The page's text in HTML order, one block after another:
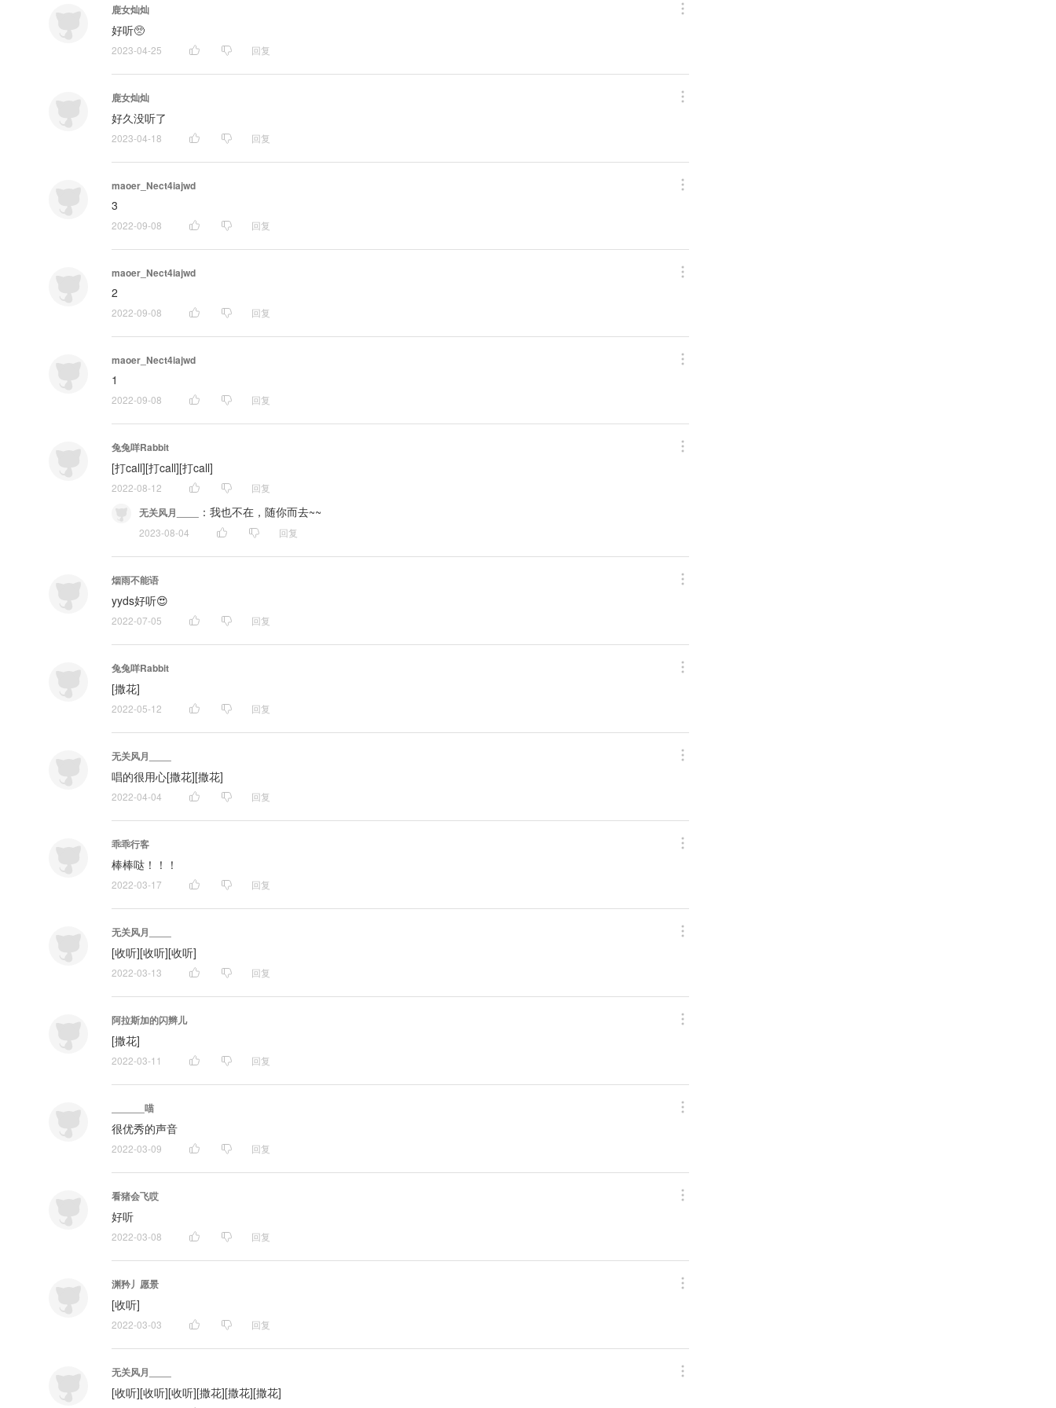
鹿女灿灿
好听🥺
2023-04-25 回复
鹿女灿灿
好久没听了
2023-04-18 回复
maoer_Nect4iajwd
3
2022-09-08 回复
maoer_Nect4iajwd
2
2022-09-08 回复
maoer_Nect4iajwd
1
2022-09-08 回复
兔兔咩Rabbit
[打call][打call][打call]
2022-08-12 回复
无关风月____ ： 我也不在，随你而去~~
2023-08-04 回复
烟雨不能语
yyds好听😍
2022-07-05 回复
兔兔咩Rabbit
[撒花]
2022-05-12 回复
无关风月____
唱的很用心[撒花][撒花]
2022-04-04 回复
乖乖行客
棒棒哒！！！
2022-03-17 回复
无关风月____
[收听][收听][收听]
2022-03-13 回复
阿拉斯加的闪辫儿
[撒花]
2022-03-11 回复
______喵
很优秀的声音
2022-03-09 回复
看猪会飞哎
好听
2022-03-08 回复
渊矜丿愿景
[收听]
2022-03-03 回复
无关风月____
[收听][收听][收听][撒花][撒花][撒花]